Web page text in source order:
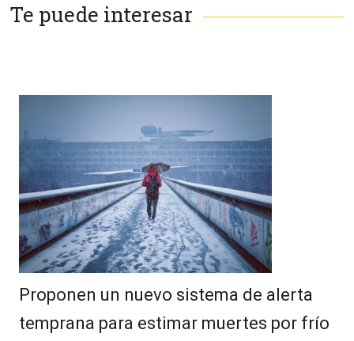
Te puede interesar
Proponen un nuevo sistema de alerta
temprana para estimar muertes por frío